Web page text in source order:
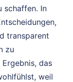
schaffen. In
transparent
zu
das
weil